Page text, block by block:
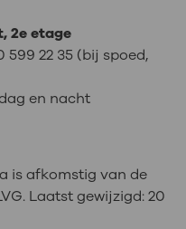
2e etage
22 35 (bij spoed,
en nacht
is afkomstig van de
Laatst gewijzigd:20